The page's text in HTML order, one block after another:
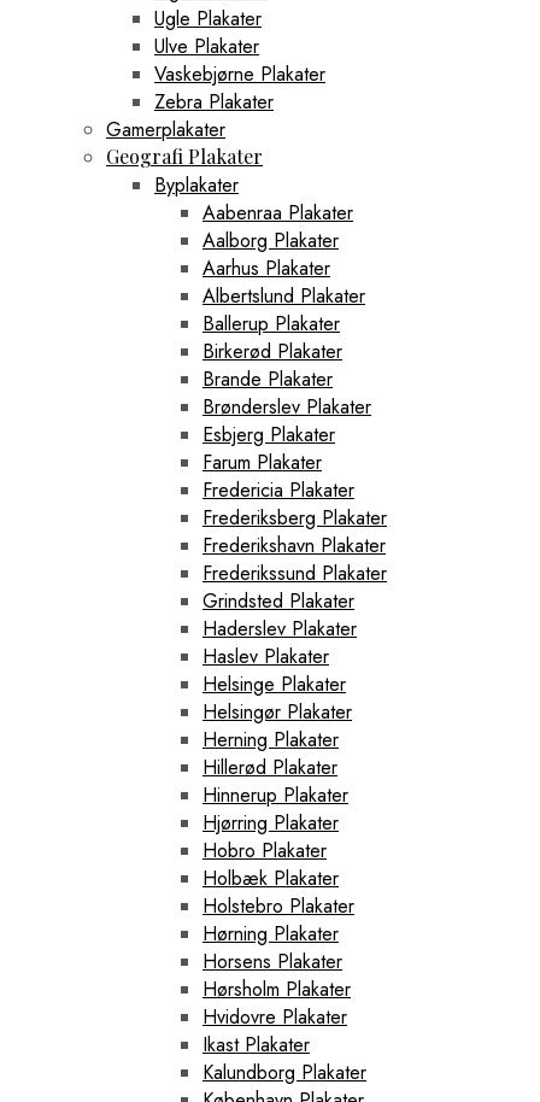
Ugle Plakater
Ulve Plakater
Vaskebjørne Plakater
Zebra Plakater
Gamerplakater
Geografi Plakater
Byplakater
Aabenraa Plakater
Aalborg Plakater
Aarhus Plakater
Albertslund Plakater
Ballerup Plakater
Birkerød Plakater
Brande Plakater
Brønderslev Plakater
Esbjerg Plakater
Farum Plakater
Fredericia Plakater
Frederiksberg Plakater
Frederikshavn Plakater
Frederikssund Plakater
Grindsted Plakater
Haderslev Plakater
Haslev Plakater
Helsinge Plakater
Helsingør Plakater
Herning Plakater
Hillerød Plakater
Hinnerup Plakater
Hjørring Plakater
Hobro Plakater
Holbæk Plakater
Holstebro Plakater
Hørning Plakater
Horsens Plakater
Hørsholm Plakater
Hvidovre Plakater
Ikast Plakater
Kalundborg Plakater